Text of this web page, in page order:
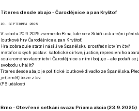
Títeres desde abajo - Čarodějnice a pan Kryštof
19. SEPTEMBRA 2025
V sobotu 20. 9. 2025 zveme do Brna, kde se v Sibiři uskuteční
loutkové hry Čarodějnice a pan Kryštof.
Hra zobrazuje státní násilí ve Španělsku prostřednictvím čtyř
metaforických postav: katolické církve, justice, represivního
soukromého vlastnictví. Čarodějnice s nimi bojuje – ale podaří se
svobodu uhájit?
Títeres desde abajo je politické loutkové divadlo ze Španělska.
je (téměř) beze zlov.
(FB událost)
Brno - Otevřené setkání svazu Priama akcia (23.9.2025)